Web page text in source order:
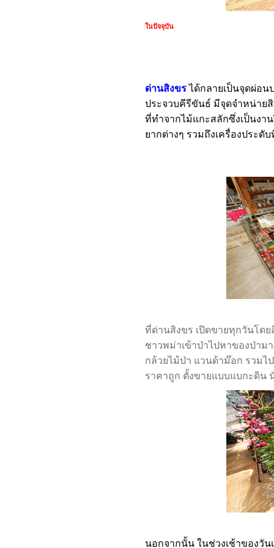
ในปัจจุบัน
ด่านสิงขรได้กลายเป็นจุดผ่อน
ประจวบคีรีขันธ์ มีจุดจำหน่าย
ที่ทำจากไม้แกะสลักซึ่งเป็นงา
ยากต่างๆ รวมถึงเครื่องประ
ที่ด่านสิงขร เปิดขายทุกวันโด
ชาวพม่าเข้าป่าไปหาของป่า
กล้วยไม้ป่า แวนด้าม๊อก รวมไ
ราคาถูก ตั้งขายแบบแบกะดิน
นอกจากนั้น ในช่วงเช้าของวัน